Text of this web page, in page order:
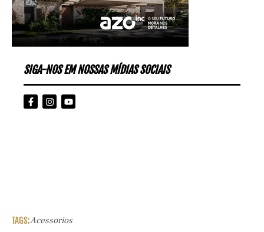
SIGA-NOS EM NOSSAS MÍDIAS SOCIAIS
TAGS:Acessorios